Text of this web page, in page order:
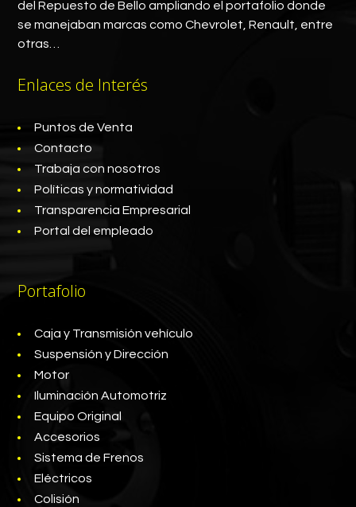
del Repuesto de Bello ampliando el portafolio donde
se manejaban marcas como Chevrolet, Renault, entre
otras…
Enlaces de Interés
Puntos de Venta
Contacto
Trabaja con nosotros
Políticas y normatividad
Transparencia Empresarial
Portal del empleado
Portafolio
Caja y Transmisión vehículo
Suspensión y Dirección
Motor
Iluminación Automotriz
Equipo Original
Accesorios
Sistema de Frenos
Eléctricos
Colisión